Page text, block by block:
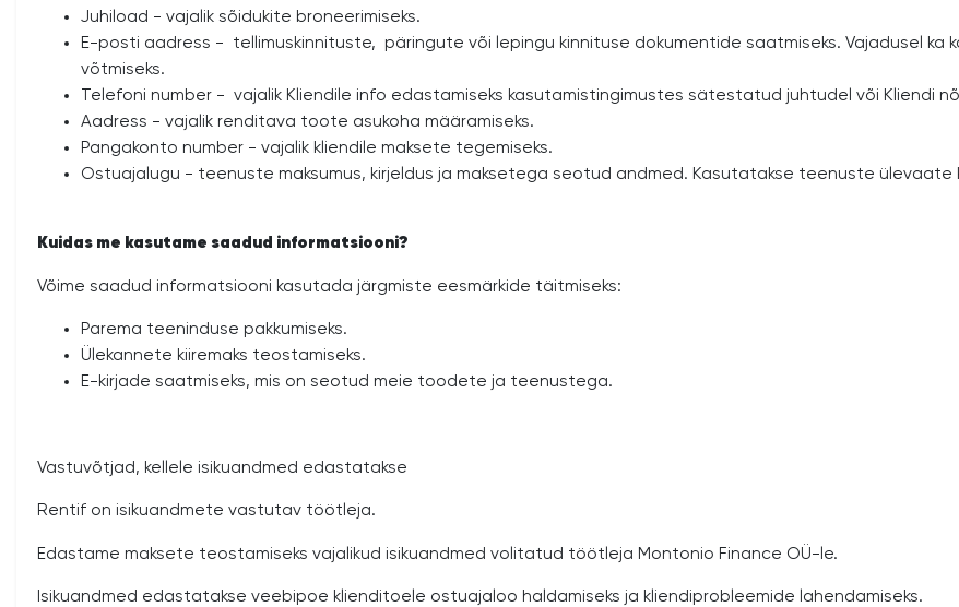
Juhiload - vajalik sõidukite broneerimiseks.
E-posti aadress - tellimuskinnituste, päringute või lepingu kinnituse dokumentide saatmiseks. Vajadusel
võtmiseks.
Telefoni number - vajalik Kliendile info edastamiseks kasutamistingimustes sätestatud juhtudel või Kliendi
Aadress - vajalik renditava toote asukoha määramiseks.
Pangakonto number - vajalik kliendile maksete tegemiseks.
Ostuajalugu - teenuste maksumus, kirjeldus ja maksetega seotud andmed. Kasutatakse teenuste ülevaate
Kuidas me kasutame saadud informatsiooni?
Võime saadud informatsiooni kasutada järgmiste eesmärkide täitmiseks:
Parema teeninduse pakkumiseks.
Ülekannete kiiremaks teostamiseks.
E-kirjade saatmiseks, mis on seotud meie toodete ja teenustega.
Vastuvõtjad, kellele isikuandmed edastatakse
Rentif on isikuandmete vastutav töötleja.
Edastame maksete teostamiseks vajalikud isikuandmed volitatud töötleja Montonio Finance OÜ-le.
Isikuandmed edastatakse veebipoe klienditoele ostuajaloo haldamiseks ja kliendiprobleemide lahendamiseks.